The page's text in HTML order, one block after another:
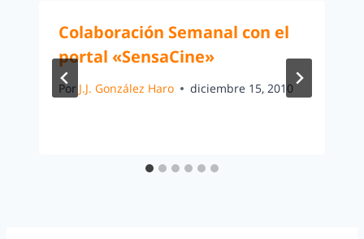
Colaboración Semanal con el
portal «SensaCine»
Por J.J. González Haro diciembre 15, 2010